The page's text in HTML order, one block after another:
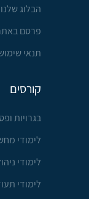
הבלוג שלנו
פרסם
תנאי
קורסים
בגרויות
לימודי
לימודי
לימודי